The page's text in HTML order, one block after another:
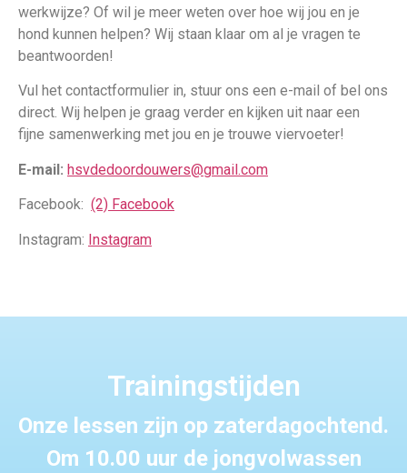
werkwijze? Of wil je meer weten over hoe wij jou en je
hond kunnen helpen? Wij staan klaar om al je vragen te
beantwoorden!
Vul het contactformulier in, stuur ons een e-mail of bel ons
direct. Wij helpen je graag verder en kijken uit naar een
fijne samenwerking met jou en je trouwe viervoeter!
E-mail: hsvdedoordouwers@gmail.com
Facebook: (2) Facebook
Instagram: Instagram
Trainingstijden
Onze lessen zijn op zaterdagochtend.
Om 10.00 uur de jongvolwassen